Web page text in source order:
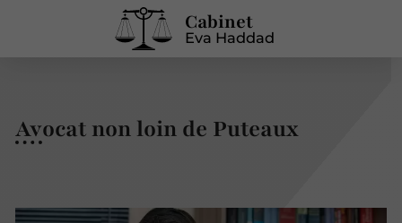
Cabinet
Eva Haddad
Avocat non loin de Puteaux